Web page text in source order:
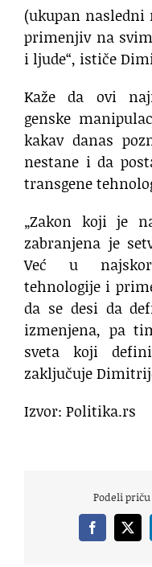
(ukupan
primenjiv na
i ljude“, ističe
Kaže da ovi
genske
kakav danas
nestane i da
transgene
„Zakon koji je
zabranjena je
Već u
tehnologije i
da se desi da
izmenjena, pa
sveta koji
zaključuje
Izvor: Politika.rs
Podeli
Facebook
X